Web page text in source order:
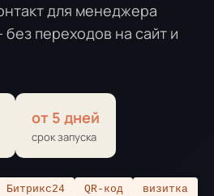
для менеджера
переходов на сайт и
от 5 дней
срок запуска
Битрикс24 QR-код визитка